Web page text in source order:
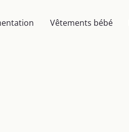
Vêtements bébé